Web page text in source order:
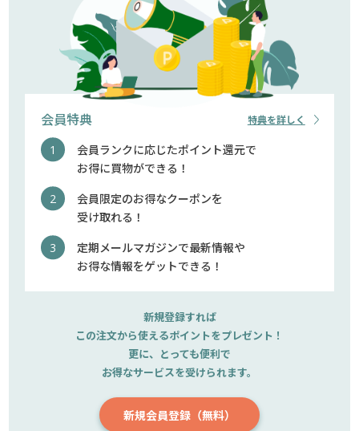
会員特典
会員ランクに応じたポイント還元で
お得に買物ができる！
会員限定のお得なクーポンを
受け取れる！
定期メールマガジンで最新情報や
お得な情報をゲットできる！
特典を詳しく
新規登録すれば
この注文から使えるポイントをプレゼント！
更に、とっても便利で
お得なサービスを受けられます。
新規会員登録（無料）